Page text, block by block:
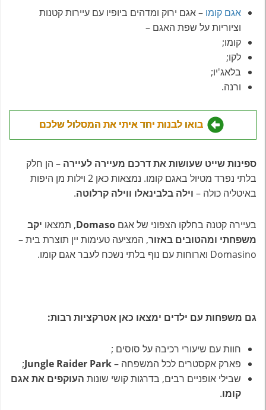
אגם קומו – אגם ירוק ומדהים ביופיו עם עיירות קטנות
וציוריות על שפת האגם –
קומו;
לקו;
בלאג'יו;
ורנה.
בואו לבנות יחד איתי את המסלול שלכם
ספינות שייט שעושות את דרכם מעיירה לעיירה – הן חלק
בלתי נפרד מטיול באגם קומו. נמצאות כאן 2 וילות מן היפות
באיטליה כולה – וילה בלבינאלו ווילה קרלוטה.
בעיירה קטנה בחלקו הצפוני של אגם Domaso, תמצאו יקב
משפחתי ומהטובים באזור, המציעה טעימות יין תוצרת בית –
Domasino וארוחות עם נוף בלתי נשכח לעבר אגם קומו.
גם משפחות עם ילדים ימצאו כאן אטרקציות רבות:
חוות עם שיעורי רכיבה על סוסים ;
פארק אקסטרים לכל המשפחה –Jungle Raider Park
;
שבילי אופניים רבים, בדרגות קושי שונות העוקפים את אגם
קומו.